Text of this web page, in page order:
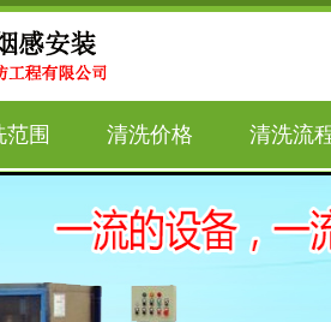
范围 清洗价格 清洗流